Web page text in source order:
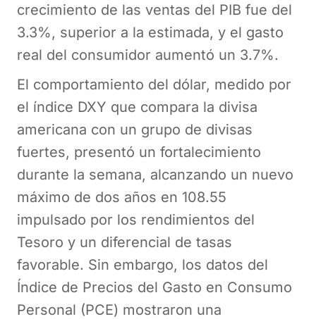
crecimiento de las ventas del PIB fue del
3.3%, superior a la estimada, y el gasto
real del consumidor aumentó un 3.7%.
El comportamiento del dólar, medido por
el índice DXY que compara la divisa
americana con un grupo de divisas
fuertes, presentó un fortalecimiento
durante la semana, alcanzando un nuevo
máximo de dos años en 108.55
impulsado por los rendimientos del
Tesoro y un diferencial de tasas
favorable. Sin embargo, los datos del
Índice de Precios del Gasto en Consumo
Personal (PCE) mostraron una